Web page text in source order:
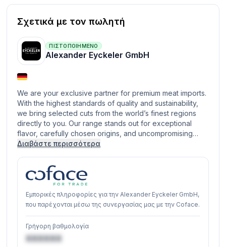
Σχετικά με τον πωλητή
ΠΙΣΤΟΠΟΙΗΜΈΝΟ
Alexander Eyckeler GmbH
We are your exclusive partner for premium meat imports.
With the highest standards of quality and sustainability,
we bring selected cuts from the world’s finest regions
directly to you. Our range stands out for exceptional
flavor, carefully chosen origins, and uncompromising…
Διαβάστε περισσότερα
Εμπορικές πληροφορίες για την Alexander Eyckeler GmbH,
που παρέχονται μέσω της συνεργασίας μας με την Coface.
Γρήγορη βαθμολογία
XXXXXX